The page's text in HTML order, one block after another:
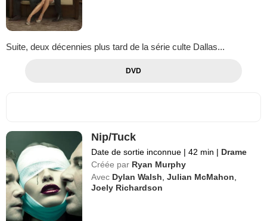
Suite, deux décennies plus tard de la série culte Dallas...
DVD
Nip/Tuck
Date de sortie inconnue | 42 min | Drame
Créée par Ryan Murphy
Avec Dylan Walsh ,Julian McMahon
Joely Richardson